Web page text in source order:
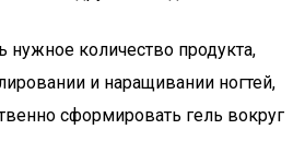
нужное количество продукта,
и наращивании ногтей,
сформировать гель вокруг